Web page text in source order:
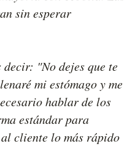
sin esperar
decir: "No dejes que te
mi estómago y me
hablar de los
estándar para
cliente lo más rápido